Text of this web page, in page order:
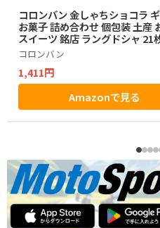
コロンバン 金しゃちショコラ
お菓子 詰め合わせ 個包装 土産
スイーツ 銘店 ラングドシャ 21
コロンバン
1,411円
Amazonで見る